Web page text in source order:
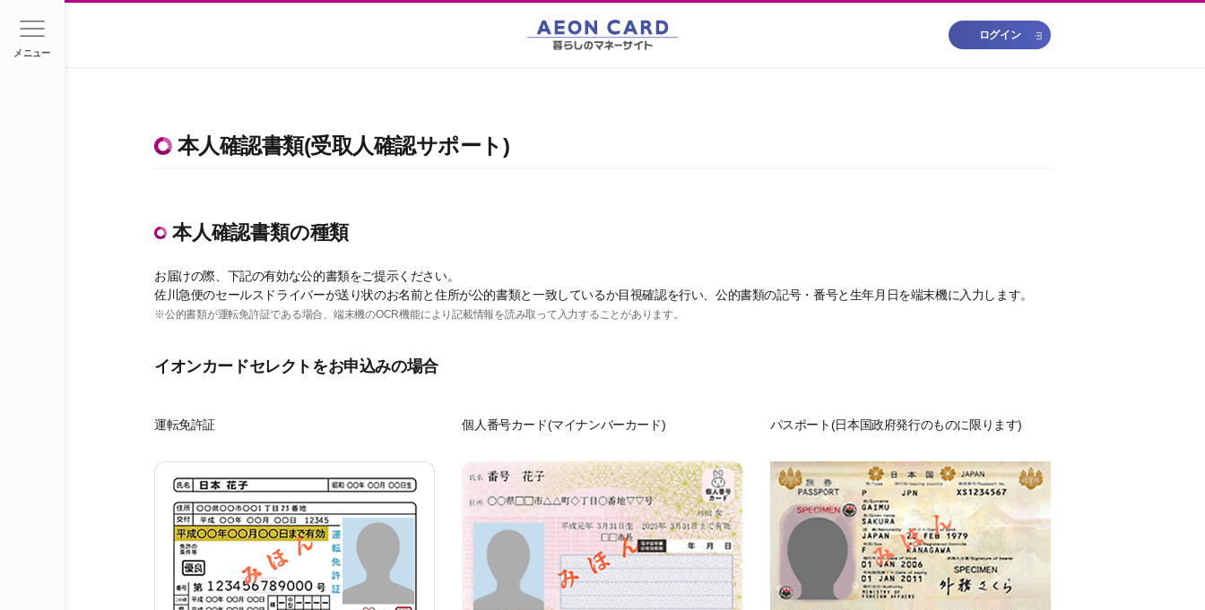
ログイン
本人確認書類(受取人確認サポート)
本人確認書類の種類
お届けの際、下記の有効な公的書類をご提示ください。
佐川急便のセールスドライバーが送り状のお名前と住所が公的書類と一致しているか目視確認を行い、公的書類の記号・番号と生年月日を端末機に入力します。
※公的書類が運転免許証である場合、端末機のOCR機能により記載情報を読み取って入力することがあります。
イオンカードセレクトをお申込みの場合
運転免許証 個人番号カード(マイナンバーカード) パスポート(日本国政府発行のものに限ります)
メニュー